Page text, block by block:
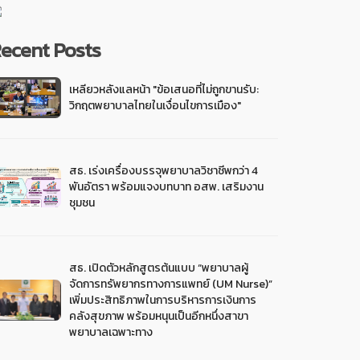
Posts
เหลียวหลังแลหน้า "ข้อเสนอที่ไม่ถูกขานรับ:
วิกฤตพยาบาลไทยในเงื่อนไขการเมือง"
สธ. เร่งเครื่องบรรจุพยาบาลวิชาชีพกว่า 4
พันอัตรา พร้อมแจงบทบาท อสพ. เสริมงาน
ชุมชน
สธ. เปิดตัวหลักสูตรต้นแบบ “พยาบาลผู้
จัดการทรัพยากรทางการแพทย์ (UM Nurse)”
เพิ่มประสิทธิภาพในการบริหารการเงินการ
คลังสุขภาพ พร้อมหนุนเป็นอีกหนึ่งสาขา
พยาบาลเฉพาะทาง